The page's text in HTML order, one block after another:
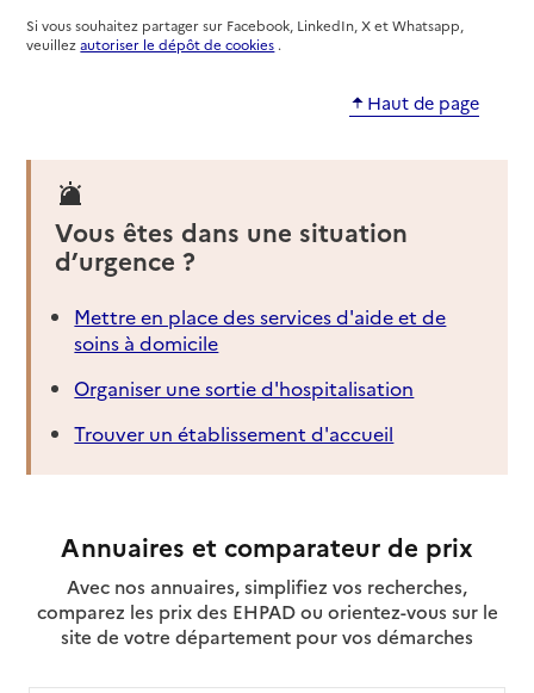
Si vous souhaitez partager sur Facebook, LinkedIn, X et Whatsapp,
veuillezautoriser le dépôt de cookies .
Haut de page
Vous êtes dans une situation
d’urgence ?
Mettre en place des services d'aide et de
soins à domicile
Organiser une sortie d'hospitalisation
Trouver un établissement d'accueil
Annuaires et comparateur de prix
Avec nos annuaires, simplifiez vos recherches,
comparez les prix des EHPAD ou orientez-vous sur le
site de votre département pour vos démarches